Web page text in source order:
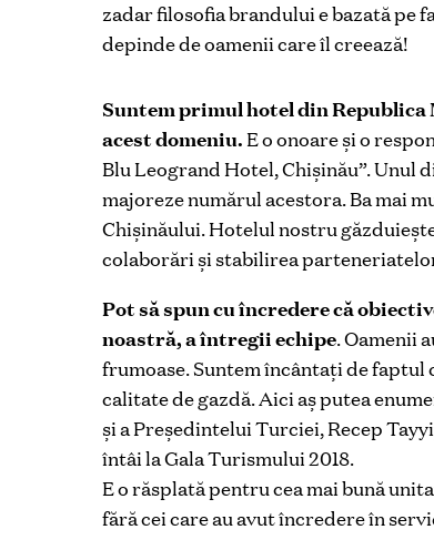
zadar filosofia brandului e bazată pe
depinde de oamenii care îl creează!
Suntem primul hotel din Republica
acest domeniu.E o onoare și o
Blu Leogrand Hotel, Chişinău”. Unul
majoreze numărul acestora. Ba mai
Chișinăului. Hotelul nostru
colaborări și stabilirea
Pot să spun cu încredere că
noastră, a întregii echipe. Oamenii
frumoase. Suntem încântați de
calitate de gazdă. Aici aș putea
și a Președintelui Turciei, Recep
întâi la Gala Turismului 2018.
E o răsplată pentru cea mai bună
fără cei care au avut încredere în